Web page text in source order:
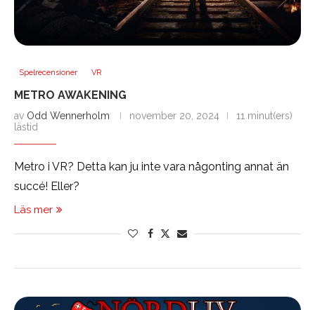
Spelrecensioner VR
METRO AWAKENING
av Odd Wennerholm november 20, 2024
11 minut(ers)
lästid
Metro i VR? Detta kan ju inte vara någonting annat än
succé! Eller?
Läs mer